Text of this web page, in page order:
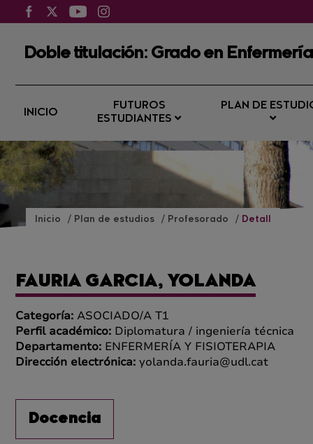
Doble titulación: Grado en
INICIO
FUTUROS
ESTUDIANTES
PLAN DE
Inicio Plan de estudios Profesorado Detall
FAURIA GARCIA, YOLANDA
Categoría: ASOCIADO/A T1
Perfil académico: Diplomatura / ingeniería técnica
Departamento: ENFERMERÍA Y FISIOTERAPIA
Dirección electrónica: yolanda.fauria@udl.cat
Docencia